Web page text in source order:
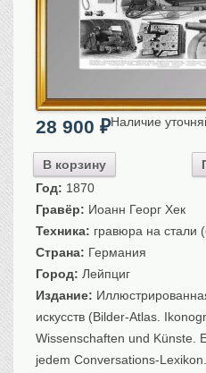
Российская империя
Европа
Мир
Виды городов
Москва
Санкт-Петербург
Российская империя
Севастополь, Крым
Ценные бумаги
История моды.
Гражданская мода
Униформа
Охота. Флора. Фауна
28 900 ₽
В корзину
Наличие
Год: 1870
Гравёр: Иоанн Георг Хек
Техника: гравюра на стали
Страна: Германия
Город: Лейпциг
Издание:
искусств (Bilder-Atlas.
Wissenschaften und Künste.
jedem Conversations-